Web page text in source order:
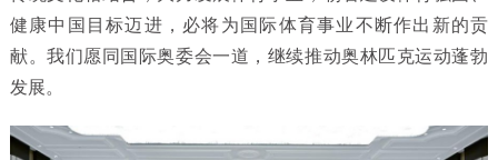
健康中国目标迈进，必将为国际体育事业不断作出新的贡
献。我们愿同国际奥委会一道，继续推动奥林匹克运动蓬勃
发展。